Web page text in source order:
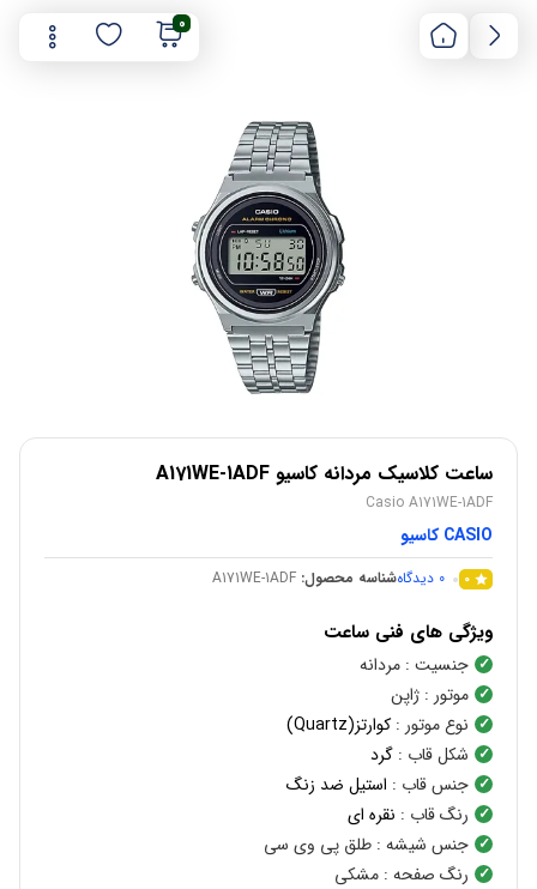
0
ساعت کلاسیک مردانه کاسیو A171WE-1ADF
Casio A171WE-1ADF
CASIO کاسیو
0
0 دیدگاهشناسه محصول: A171WE-1ADF
ویژگی های فنی ساعت
جنسیت : مردانه
موتور : ژاپن
نوع موتور : کوارتز(Quartz)
شکل قاب : گرد
جنس قاب : استیل ضد زنگ
رنگ قاب : نقره ای
جنس شیشه : طلق پی وی سی
رنگ صفحه : مشکی